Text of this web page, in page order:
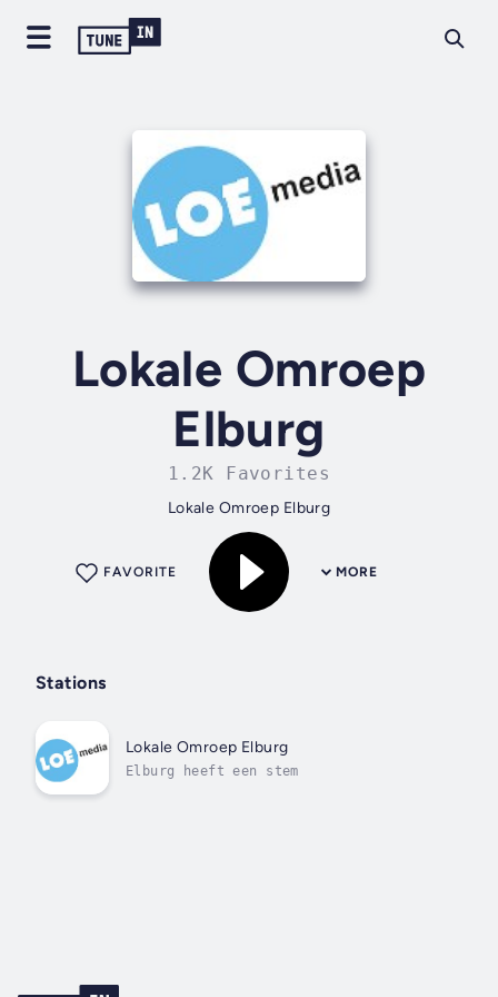
Lokale Omroep
Elburg
1.2K Favorites
Lokale Omroep Elburg
MORE
FAVORITE
Stations
Lokale Omroep Elburg
Elburg heeft een stem